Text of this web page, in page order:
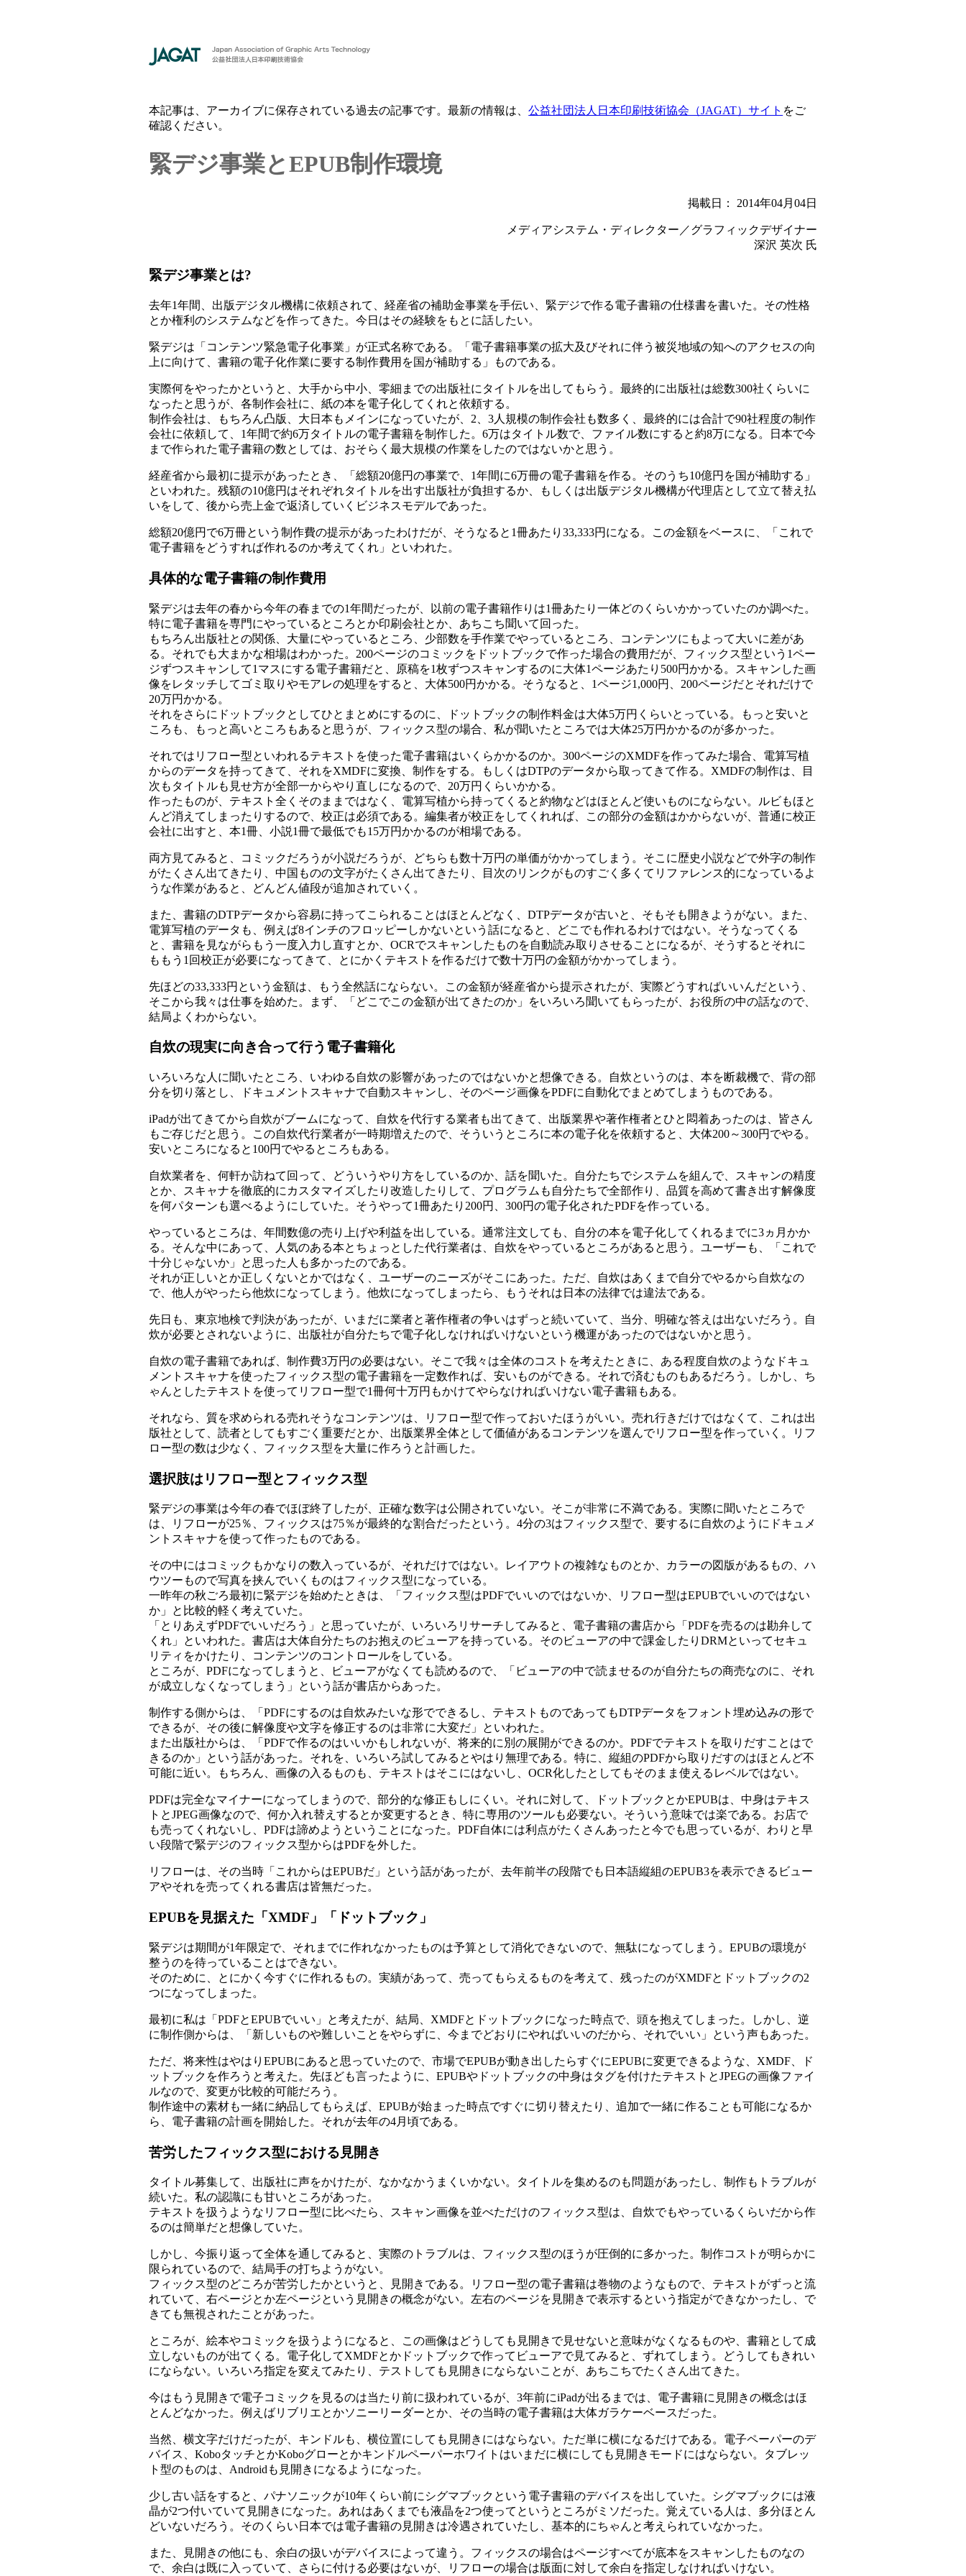
本記事は、アーカイブに保存されている過去の記事です。最新の情報は、公益社団法人日本印刷技術協会（JAGAT）サイト をご
確認ください。
緊デジ事業とEPUB制作環境
掲載日： 2014年04月04日
メディアシステム・ディレクター／グラフィックデザイナー
深沢 英次 氏
緊デジ事業とは?
去年1年間、出版デジタル機構に依頼されて、経産省の補助金事業を手伝い、緊デジで作る電子書籍の仕様書を書いた。その性格
とか権利のシステムなどを作ってきた。今日はその経験をもとに話したい。
緊デジは「コンテンツ緊急電子化事業」が正式名称である。「電子書籍事業の拡大及びそれに伴う被災地域の知へのアクセスの向
上に向けて、書籍の電子化作業に要する制作費用を国が補助する」ものである。
実際何をやったかというと、大手から中小、零細までの出版社にタイトルを出してもらう。最終的に出版社は総数300社くらいに
なったと思うが、各制作会社に、紙の本を電子化してくれと依頼する。
制作会社は、もちろん凸版、大日本もメインになっていたが、2、3人規模の制作会社も数多く、最終的には合計で90社程度の制作
会社に依頼して、1年間で約6万タイトルの電子書籍を制作した。6万はタイトル数で、ファイル数にすると約8万になる。日本で今
まで作られた電子書籍の数としては、おそらく最大規模の作業をしたのではないかと思う。
経産省から最初に提示があったとき、「総額20億円の事業で、1年間に6万冊の電子書籍を作る。そのうち10億円を国が補助する」
といわれた。残額の10億円はそれぞれタイトルを出す出版社が負担するか、もしくは出版デジタル機構が代理店として立て替え払
いをして、後から売上金で返済していくビジネスモデルであった。
総額20億円で6万冊という制作費の提示があったわけだが、そうなると1冊あたり33,333円になる。この金額をベースに、「これで
電子書籍をどうすれば作れるのか考えてくれ」といわれた。
具体的な電子書籍の制作費用
緊デジは去年の春から今年の春までの1年間だったが、以前の電子書籍作りは1冊あたり一体どのくらいかかっていたのか調べた。
特に電子書籍を専門にやっているところとか印刷会社とか、あちこち聞いて回った。
もちろん出版社との関係、大量にやっているところ、少部数を手作業でやっているところ、コンテンツにもよって大いに差があ
る。それでも大まかな相場はわかった。200ページのコミックをドットブックで作った場合の費用だが、フィックス型という1ペー
ジずつスキャンして1マスにする電子書籍だと、原稿を1枚ずつスキャンするのに大体1ページあたり500円かかる。スキャンした画
像をレタッチしてゴミ取りやモアレの処理をすると、大体500円かかる。そうなると、1ページ1,000円、200ページだとそれだけで
20万円かかる。
それをさらにドットブックとしてひとまとめにするのに、ドットブックの制作料金は大体5万円くらいとっている。もっと安いと
ころも、もっと高いところもあると思うが、フィックス型の場合、私が聞いたところでは大体25万円かかるのが多かった。
それではリフロー型といわれるテキストを使った電子書籍はいくらかかるのか。300ページのXMDFを作ってみた場合、電算写植
からのデータを持ってきて、それをXMDFに変換、制作をする。もしくはDTPのデータから取ってきて作る。XMDFの制作は、目
次もタイトルも見せ方が全部一からやり直しになるので、20万円くらいかかる。
作ったものが、テキスト全くそのままではなく、電算写植から持ってくると約物などはほとんど使いものにならない。ルビもほと
んど消えてしまったりするので、校正は必須である。編集者が校正をしてくれれば、この部分の金額はかからないが、普通に校正
会社に出すと、本1冊、小説1冊で最低でも15万円かかるのが相場である。
両方見てみると、コミックだろうが小説だろうが、どちらも数十万円の単価がかかってしまう。そこに歴史小説などで外字の制作
がたくさん出てきたり、中国ものの文字がたくさん出てきたり、目次のリンクがものすごく多くてリファレンス的になっているよ
うな作業があると、どんどん値段が追加されていく。
また、書籍のDTPデータから容易に持ってこられることはほとんどなく、DTPデータが古いと、そもそも開きようがない。また、
電算写植のデータも、例えば8インチのフロッピーしかないという話になると、どこでも作れるわけではない。そうなってくる
と、書籍を見ながらもう一度入力し直すとか、OCRでスキャンしたものを自動読み取りさせることになるが、そうするとそれに
ももう1回校正が必要になってきて、とにかくテキストを作るだけで数十万円の金額がかかってしまう。
先ほどの33,333円という金額は、もう全然話にならない。この金額が経産省から提示されたが、実際どうすればいいんだという、
そこから我々は仕事を始めた。まず、「どこでこの金額が出てきたのか」をいろいろ聞いてもらったが、お役所の中の話なので、
結局よくわからない。
自炊の現実に向き合って行う電子書籍化
いろいろな人に聞いたところ、いわゆる自炊の影響があったのではないかと想像できる。自炊というのは、本を断裁機で、背の部
分を切り落とし、ドキュメントスキャナで自動スキャンし、そのページ画像をPDFに自動化でまとめてしまうものである。
iPadが出てきてから自炊がブームになって、自炊を代行する業者も出てきて、出版業界や著作権者とひと悶着あったのは、皆さん
もご存じだと思う。この自炊代行業者が一時期増えたので、そういうところに本の電子化を依頼すると、大体200～300円でやる。
安いところになると100円でやるところもある。
自炊業者を、何軒か訪ねて回って、どういうやり方をしているのか、話を聞いた。自分たちでシステムを組んで、スキャンの精度
とか、スキャナを徹底的にカスタマイズしたり改造したりして、プログラムも自分たちで全部作り、品質を高めて書き出す解像度
を何パターンも選べるようにしていた。そうやって1冊あたり200円、300円の電子化されたPDFを作っている。
やっているところは、年間数億の売り上げや利益を出している。通常注文しても、自分の本を電子化してくれるまでに3ヵ月かか
る。そんな中にあって、人気のある本とちょっとした代行業者は、自炊をやっているところがあると思う。ユーザーも、「これで
十分じゃないか」と思った人も多かったのである。
それが正しいとか正しくないとかではなく、ユーザーのニーズがそこにあった。ただ、自炊はあくまで自分でやるから自炊なの
で、他人がやったら他炊になってしまう。他炊になってしまったら、もうそれは日本の法律では違法である。
先日も、東京地検で判決があったが、いまだに業者と著作権者の争いはずっと続いていて、当分、明確な答えは出ないだろう。自
炊が必要とされないように、出版社が自分たちで電子化しなければいけないという機運があったのではないかと思う。
自炊の電子書籍であれば、制作費3万円の必要はない。そこで我々は全体のコストを考えたときに、ある程度自炊のようなドキュ
メントスキャナを使ったフィックス型の電子書籍を一定数作れば、安いものができる。それで済むものもあるだろう。しかし、ち
ゃんとしたテキストを使ってリフロー型で1冊何十万円もかけてやらなければいけない電子書籍もある。
それなら、質を求められる売れそうなコンテンツは、リフロー型で作っておいたほうがいい。売れ行きだけではなくて、これは出
版社として、読者としてもすごく重要だとか、出版業界全体として価値があるコンテンツを選んでリフロー型を作っていく。リフ
ロー型の数は少なく、フィックス型を大量に作ろうと計画した。
選択肢はリフロー型とフィックス型
緊デジの事業は今年の春でほぼ終了したが、正確な数字は公開されていない。そこが非常に不満である。実際に聞いたところで
は、リフローが25％、フィックスは75％が最終的な割合だったという。4分の3はフィックス型で、要するに自炊のようにドキュメ
ントスキャナを使って作ったものである。
その中にはコミックもかなりの数入っているが、それだけではない。レイアウトの複雑なものとか、カラーの図版があるもの、ハ
ウツーもので写真を挟んでいくものはフィックス型になっている。
一昨年の秋ごろ最初に緊デジを始めたときは、「フィックス型はPDFでいいのではないか、リフロー型はEPUBでいいのではない
か」と比較的軽く考えていた。
「とりあえずPDFでいいだろう」と思っていたが、いろいろリサーチしてみると、電子書籍の書店から「PDFを売るのは勘弁して
くれ」といわれた。書店は大体自分たちのお抱えのビューアを持っている。そのビューアの中で課金したりDRMといってセキュ
リティをかけたり、コンテンツのコントロールをしている。
ところが、PDFになってしまうと、ビューアがなくても読めるので、「ビューアの中で読ませるのが自分たちの商売なのに、それ
が成立しなくなってしまう」という話が書店からあった。
制作する側からは、「PDFにするのは自炊みたいな形でできるし、テキストものであってもDTPデータをフォント埋め込みの形で
できるが、その後に解像度や文字を修正するのは非常に大変だ」といわれた。
また出版社からは、「PDFで作るのはいいかもしれないが、将来的に別の展開ができるのか。PDFでテキストを取りだすことはで
きるのか」という話があった。それを、いろいろ試してみるとやはり無理である。特に、縦組のPDFから取りだすのはほとんど不
可能に近い。もちろん、画像の入るものも、テキストはそこにはないし、OCR化したとしてもそのまま使えるレベルではない。
PDFは完全なマイナーになってしまうので、部分的な修正もしにくい。それに対して、ドットブックとかEPUBは、中身はテキス
トとJPEG画像なので、何か入れ替えするとか変更するとき、特に専用のツールも必要ない。そういう意味では楽である。お店で
も売ってくれないし、PDFは諦めようということになった。PDF自体には利点がたくさんあったと今でも思っているが、わりと早
い段階で緊デジのフィックス型からはPDFを外した。
リフローは、その当時「これからはEPUBだ」という話があったが、去年前半の段階でも日本語縦組のEPUB3を表示できるビュー
アやそれを売ってくれる書店は皆無だった。
EPUBを見据えた「XMDF」「ドットブック」
緊デジは期間が1年限定で、それまでに作れなかったものは予算として消化できないので、無駄になってしまう。EPUBの環境が
整うのを待っていることはできない。
そのために、とにかく今すぐに作れるもの。実績があって、売ってもらえるものを考えて、残ったのがXMDFとドットブックの2
つになってしまった。
最初に私は「PDFとEPUBでいい」と考えたが、結局、XMDFとドットブックになった時点で、頭を抱えてしまった。しかし、逆
に制作側からは、「新しいものや難しいことをやらずに、今までどおりにやればいいのだから、それでいい」という声もあった。
ただ、将来性はやはりEPUBにあると思っていたので、市場でEPUBが動き出したらすぐにEPUBに変更できるような、XMDF、ド
ットブックを作ろうと考えた。先ほども言ったように、EPUBやドットブックの中身はタグを付けたテキストとJPEGの画像ファイ
ルなので、変更が比較的可能だろう。
制作途中の素材も一緒に納品してもらえば、EPUBが始まった時点ですぐに切り替えたり、追加で一緒に作ることも可能になるか
ら、電子書籍の計画を開始した。それが去年の4月頃である。
苦労したフィックス型における見開き
タイトル募集して、出版社に声をかけたが、なかなかうまくいかない。タイトルを集めるのも問題があったし、制作もトラブルが
続いた。私の認識にも甘いところがあった。
テキストを扱うようなリフロー型に比べたら、スキャン画像を並べただけのフィックス型は、自炊でもやっているくらいだから作
るのは簡単だと想像していた。
しかし、今振り返って全体を通してみると、実際のトラブルは、フィックス型のほうが圧倒的に多かった。制作コストが明らかに
限られているので、結局手の打ちようがない。
フィックス型のどころが苦労したかというと、見開きである。リフロー型の電子書籍は巻物のようなもので、テキストがずっと流
れていて、右ページとか左ページという見開きの概念がない。左右のページを見開きで表示するという指定ができなかったし、で
きても無視されたことがあった。
ところが、絵本やコミックを扱うようになると、この画像はどうしても見開きで見せないと意味がなくなるものや、書籍として成
立しないものが出てくる。電子化してXMDFとかドットブックで作ってビューアで見てみると、ずれてしまう。どうしてもきれい
にならない。いろいろ指定を変えてみたり、テストしても見開きにならないことが、あちこちでたくさん出てきた。
今はもう見開きで電子コミックを見るのは当たり前に扱われているが、3年前にiPadが出るまでは、電子書籍に見開きの概念はほ
とんどなかった。例えばリブリエとかソニーリーダーとか、その当時の電子書籍は大体ガラケーベースだった。
当然、横文字だけだったが、キンドルも、横位置にしても見開きにはならない。ただ単に横になるだけである。電子ペーパーのデ
バイス、KoboタッチとかKoboグローとかキンドルペーパーホワイトはいまだに横にしても見開きモードにはならない。タブレッ
ト型のものは、Androidも見開きになるようになった。
少し古い話をすると、パナソニックが10年くらい前にシグマブックという電子書籍のデバイスを出していた。シグマブックには液
晶が2つ付いていて見開きになった。あれはあくまでも液晶を2つ使ってというところがミソだった。覚えている人は、多分ほとん
どいないだろう。そのくらい日本では電子書籍の見開きは冷遇されていたし、基本的にちゃんと考えられていなかった。
また、見開きの他にも、余白の扱いがデバイスによって違う。フィックスの場合はページすべてが底本をスキャンしたものなの
で、余白は既に入っていて、さらに付ける必要はないが、リフローの場合は版面に対して余白を指定しなければいけない。